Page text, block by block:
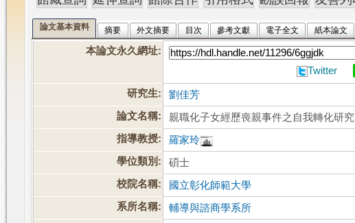
論文基本資料 摘要 外文摘要 目次 參考文獻 電子全文 紙本論文
本論文永久網址:
Twitter
研究生:
劉佳芳
論文名稱:
親職化子女經歷喪親事件之自我轉化研究
指導教授:
羅家玲
學位類別:
碩士
校院名稱:
國立彰化師範大學
系所名稱:
輔導與諮商學系所